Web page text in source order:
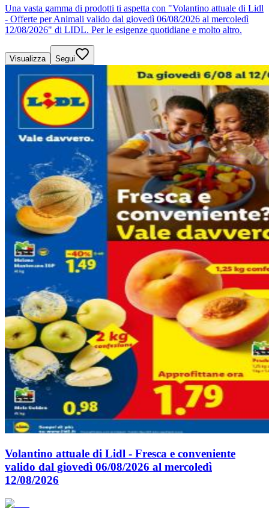
Una vasta gamma di prodotti ti aspetta con "Volantino attuale di Lidl
- Offerte per Animali valido dal giovedì 06/08/2026 al mercoledì
12/08/2026" di LIDL. Per le esigenze quotidiane e molto altro.
Visualizza Segui
Volantino attuale di Lidl - Fresca e conveniente
valido dal giovedì 06/08/2026 al mercoledì
12/08/2026